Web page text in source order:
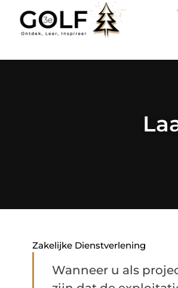
Zakelijke Dienstverlening
Wanneer u als